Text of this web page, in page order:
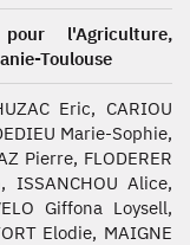
l'Agriculture,
Toulouse
Eric, CARIOU
Marie-Sophie,
Pierre, FLODERER
ISSANCHOU Alice,
Giffona Loysell,
Elodie, MAIGNE